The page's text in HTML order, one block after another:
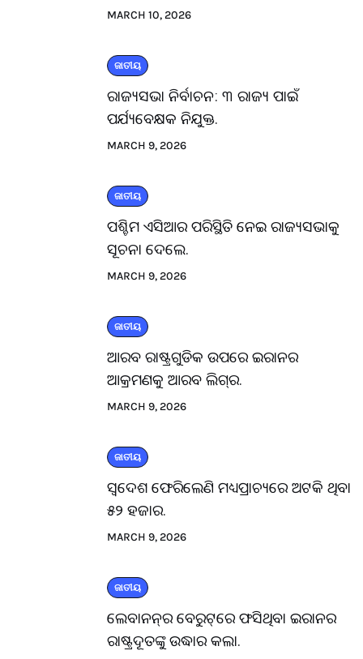
MARCH 10, 2026
ଜାତୀୟ
ରାଜ୍ୟସଭା ନିର୍ବାଚନ: ୩ ରାଜ୍ୟ ପାଇଁ
ପର୍ଯ୍ୟବେକ୍ଷକ ନିଯୁକ୍ତ.
MARCH 9, 2026
ଜାତୀୟ
ପଶ୍ଚିମ ଏସିଆର ପରିସ୍ଥିତି ନେଇ ରାଜ୍ୟସଭାକୁ
ସୂଚନା ଦେଲେ.
MARCH 9, 2026
ଜାତୀୟ
ଆରବ ରାଷ୍ଟ୍ରଗୁଡିକ ଉପରେ ଇରାନର
ଆକ୍ରମଣକୁ ଆରବ ଲିଗ୍‌ର.
MARCH 9, 2026
ଜାତୀୟ
ସ୍ବଦେଶ ଫେରିଲେଣି ମଧ୍ୟପ୍ରାଚ୍ୟରେ ଅଟକି ଥିବା
୫୨ ହଜାର.
MARCH 9, 2026
ଜାତୀୟ
ଲେବାନନ୍‌ର ବେରୁଟ୍‌ରେ ଫସିଥିବା ଇରାନର
ରାଷ୍ଟ୍ରଦୂତଙ୍କୁ ଉଦ୍ଧାର କଲା.